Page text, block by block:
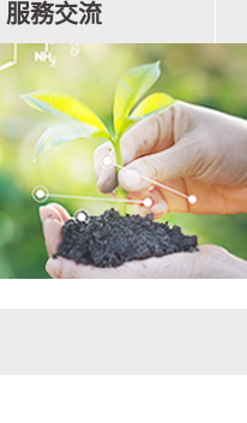
服務交流